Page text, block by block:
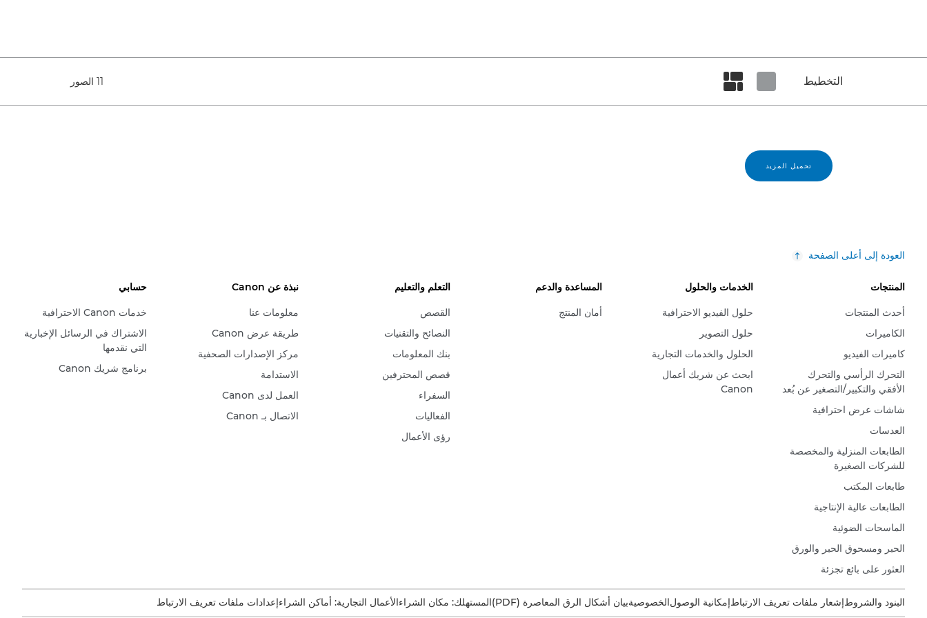
التخطيط 11 الصور
تحميل المزيد
العودة إلى أعلى الصفحة
المنتجات
أحدث المنتجات
الكاميرات
كاميرات الفيديو
التحرك الرأسي والتحرك
الأفقي والتكبير/التصغير عن بُعد
شاشات عرض احترافية
العدسات
الطابعات المنزلية والمخصصة
للشركات الصغيرة
طابعات المكتب
الطابعات عالية الإنتاجية
الماسحات الضوئية
الحبر ومسحوق الحبر والورق
العثور على بائع تجزئة
الخدمات والحلول
حلول الفيديو الاحترافية
حلول التصوير
الحلول والخدمات التجارية
ابحث عن شريك أعمال
Canon
المساعدة والدعم
أمان المنتج
التعلم والتعليم
القصص
النصائح والتقنيات
بنك المعلومات
قصص المحترفين
السفراء
الفعاليات
رؤى الأعمال
نبذة عن Canon
معلومات عنا
طريقة عرض Canon
مركز الإصدارات الصحفية
الاستدامة
العمل لدى Canon
الاتصال بـ Canon
حسابي
خدمات Canon الاحترافية
الاشتراك في الرسائل الإخبارية
التي نقدمها
برنامج شريك Canon
البنود والشروطإشعار ملفات تعريف الارتباطإمكانية الوصولالخصوصيةبيان أشكال الرق المعاصرة (PDF) المستهلك: مكان الشراءالأعمال التجارية: أماكن الشراءإعدادات ملفات تعريف الارتباط